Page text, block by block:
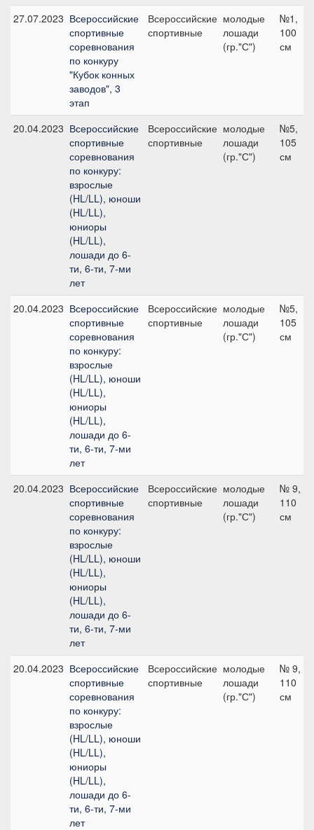
27.07.2023 Всероссийские
спортивные
соревнования
по конкуру
"Кубок конных
заводов", 3
этап
Всероссийские
спортивные
молодые
лошади
(гр."С")
№1,
100
см
20.04.2023 Всероссийские
спортивные
соревнования
по конкуру:
взрослые
(HL/LL), юноши
(HL/LL),
юниоры
(HL/LL),
лошади до 6-
ти, 6-ти, 7-ми
лет
Всероссийские
спортивные
молодые
лошади
(гр."С")
№5,
105
см
20.04.2023 Всероссийские
спортивные
соревнования
по конкуру:
взрослые
(HL/LL), юноши
(HL/LL),
юниоры
(HL/LL),
лошади до 6-
ти, 6-ти, 7-ми
лет
Всероссийские
спортивные
молодые
лошади
(гр."С")
№5,
105
см
20.04.2023 Всероссийские
спортивные
соревнования
по конкуру:
взрослые
(HL/LL), юноши
(HL/LL),
юниоры
(HL/LL),
лошади до 6-
ти, 6-ти, 7-ми
лет
Всероссийские
спортивные
молодые
лошади
(гр."С")
№ 9,
110
см
20.04.2023 Всероссийские
спортивные
соревнования
по конкуру:
взрослые
(HL/LL), юноши
(HL/LL),
юниоры
(HL/LL),
лошади до 6-
ти, 6-ти, 7-ми
лет
Всероссийские
спортивные
молодые
лошади
(гр."С")
№ 9,
110
см